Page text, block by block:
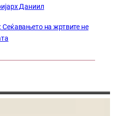
Даниил
Сеќавањето на жртвите не